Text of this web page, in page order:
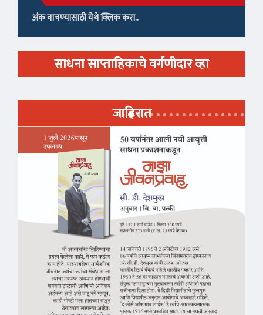
अंक वाचण्यासाठी येथे क्लिक करा..
साधना साप्ताहिकाचे वर्गणीदार व्हा
जाहिरात